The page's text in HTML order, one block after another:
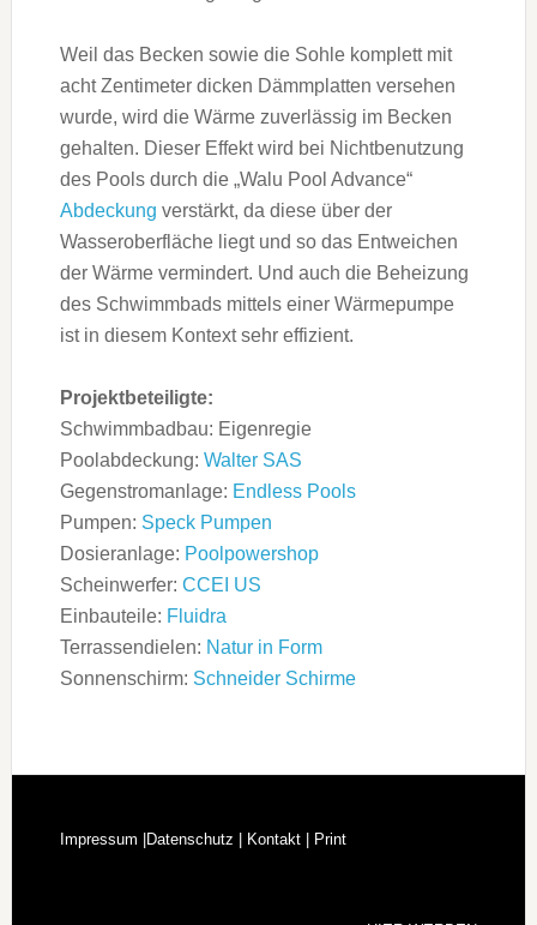
Weil das Becken sowie die Sohle komplett mit
acht Zentimeter dicken Dämmplatten versehen
wurde, wird die Wärme zuverlässig im Becken
gehalten. Dieser Effekt wird bei Nichtbenutzung
des Pools durch die „Walu Pool Advance“
Abdeckung verstärkt, da diese über der
Wasseroberfläche liegt und so das Entweichen
der Wärme vermindert. Und auch die Beheizung
des Schwimmbads mittels einer Wärmepumpe
ist in diesem Kontext sehr effizient.
Projektbeteiligte:
Schwimmbadbau: Eigenregie
Poolabdeckung: Walter SAS
Gegenstromanlage: Endless Pools
Pumpen: Speck Pumpen
Dosieranlage: Poolpowershop
Scheinwerfer: CCEI US
Einbauteile: Fluidra
Terrassendielen: Natur in Form
Sonnenschirm: Schneider Schirme
Impressum | Datenschutz | Kontakt | Print